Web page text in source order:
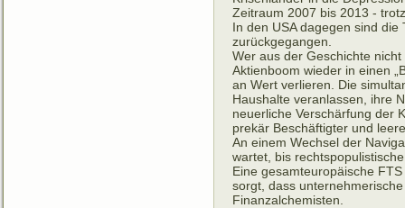
Zeitraum 2007 bis 2013 -
In den USA dagegen sind
zurückgegangen.
Wer aus der Geschichte
Aktienboom wieder in einen
an Wert verlieren. Die
Haushalte veranlassen, ihre
neuerliche Verschärfung der
prekär Beschäftigter und
An einem Wechsel der
wartet, bis
Eine gesamteuropäische
sorgt, dass
Finanzalchemisten.